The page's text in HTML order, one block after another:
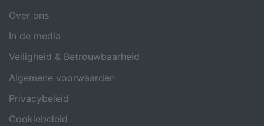
Over ons
In de media
Veiligheid & Betrouwbaarheid
Algemene voorwaarden
Privacybeleid
Cookiebeleid